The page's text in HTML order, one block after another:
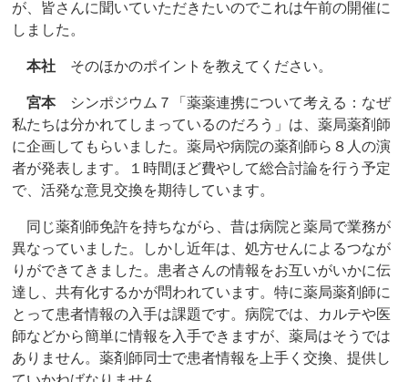
が、皆さんに聞いていただきたいのでこれは午前の開催に
しました。
本社 そのほかのポイントを教えてください。
宮本シンポジウム７「薬薬連携について考える：なぜ
私たちは分かれてしまっているのだろう」は、薬局薬剤師
に企画してもらいました。薬局や病院の薬剤師ら８人の演
者が発表します。１時間ほど費やして総合討論を行う予定
で、活発な意見交換を期待しています。
同じ薬剤師免許を持ちながら、昔は病院と薬局で業務が
異なっていました。しかし近年は、処方せんによるつなが
りができてきました。患者さんの情報をお互いがいかに伝
達し、共有化するかが問われています。特に薬局薬剤師に
とって患者情報の入手は課題です。病院では、カルテや医
師などから簡単に情報を入手できますが、薬局はそうでは
ありません。薬剤師同士で患者情報を上手く交換、提供し